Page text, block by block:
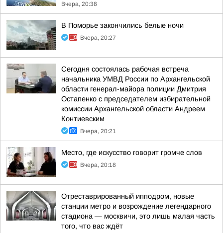
Вчера, 20:38
В Поморье закончились белые ночи
Вчера, 20:27
Сегодня состоялась рабочая встреча
начальника УМВД России по Архангельской
области генерал-майора полиции Дмитрия
Остапенко с председателем избирательной
комиссии Архангельской области Андреем
Контиевским
Вчера, 20:21
Место, где искусство говорит громче слов
Вчера, 20:18
Отреставрированный ипподром, новые
станции метро и возрождение легендарного
стадиона — москвичи, это лишь малая часть
того, что вас ждёт